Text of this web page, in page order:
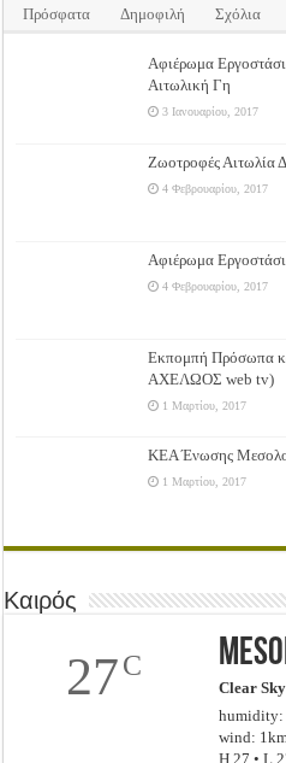
Πρόσφατα Δημοφιλή Σχόλια
Αφιέρωμα
Αιτωλική Γη
3 Ιανουαρίου, 2017
Ζωοτροφές Αιτωλία
4 Φεβρουαρίου, 2017
Αφιέρωμα
4 Φεβρουαρίου, 2017
Εκπομπή Πρόσωπα
ΑΧΕΛΩΟΣ web tv)
1 Μαρτίου, 2017
ΚΕΑ Ένωσης
1 Μαρτίου, 2017
Καιρός
27C
Clear Sky
humidity:
wind:
H 27 • L